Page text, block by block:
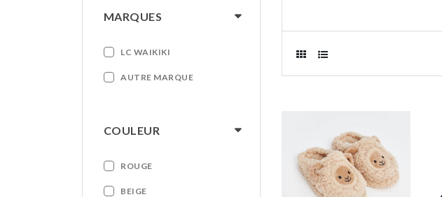
MARQUES
LC WAIKIKI
AUTRE MARQUE
COULEUR
ROUGE
BEIGE